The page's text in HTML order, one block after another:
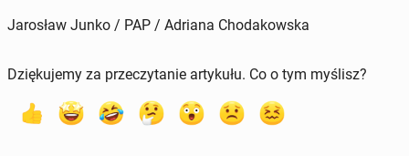
Jarosław Junko / PAP / Adriana Chodakowska
Dziękujemy za przeczytanie artykułu. Co o tym myślisz?